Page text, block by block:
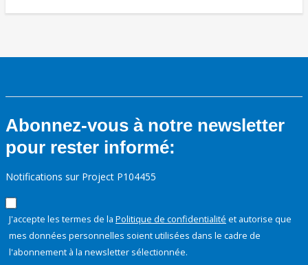
Abonnez-vous à notre newsletter
pour rester informé:
Notifications sur Project P104455
J'accepte les termes de la Politique de confidentialité et autorise que
mes données personnelles soient utilisées dans le cadre de
l'abonnement à la newsletter sélectionnée.